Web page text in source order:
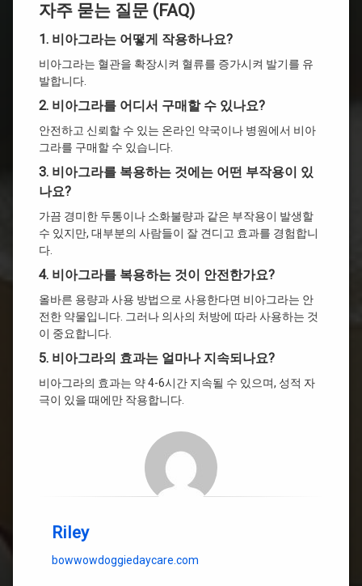
자주 묻는 질문 (FAQ)
1. 비아그라는 어떻게 작용하나요?
비아그라는 혈관을 확장시켜 혈류를 증가시켜 발기를 유
발합니다.
2. 비아그라를 어디서 구매할 수 있나요?
안전하고 신뢰할 수 있는 온라인 약국이나 병원에서 비아
그라를 구매할 수 있습니다.
3. 비아그라를 복용하는 것에는 어떤 부작용이 있
나요?
가끔 경미한 두통이나 소화불량과 같은 부작용이 발생할
수 있지만, 대부분의 사람들이 잘 견디고 효과를 경험합니
다.
4. 비아그라를 복용하는 것이 안전한가요?
올바른 용량과 사용 방법으로 사용한다면 비아그라는 안
전한 약물입니다. 그러나 의사의 처방에 따라 사용하는 것
이 중요합니다.
5. 비아그라의 효과는 얼마나 지속되나요?
비아그라의 효과는 약 4-6시간 지속될 수 있으며, 성적 자
극이 있을 때에만 작용합니다.
Riley
bowwowdoggiedaycare.com